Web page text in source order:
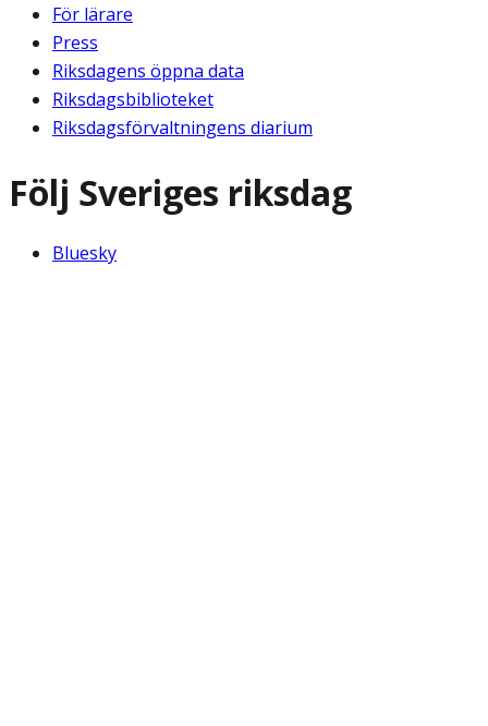
För lärare
Press
Riksdagens öppna data
Riksdagsbiblioteket
Riksdagsförvaltningens diarium
Följ Sveriges riksdag
Bluesky